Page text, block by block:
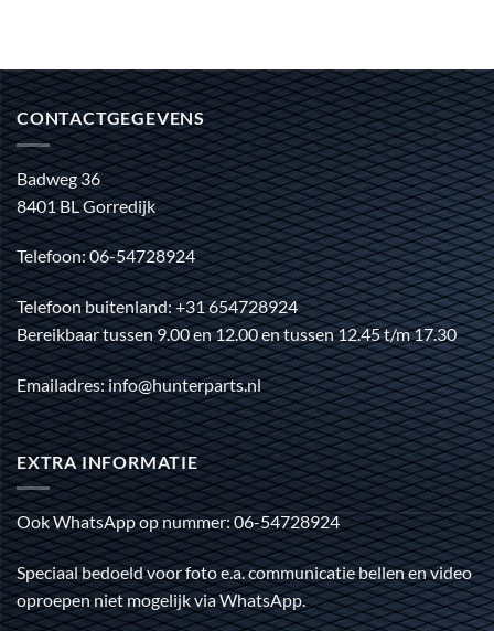
CONTACTGEGEVENS
Badweg 36
8401 BL Gorredijk
Telefoon: 06-54728924
Telefoon buitenland: +31 654728924
Bereikbaar tussen 9.00 en 12.00 en tussen 12.45 t/m 17.30
Emailadres: info@hunterparts.nl
EXTRA INFORMATIE
Ook WhatsApp op nummer: 06-54728924
Speciaal bedoeld voor foto e.a. communicatie bellen en video
oproepen niet mogelijk via WhatsApp.